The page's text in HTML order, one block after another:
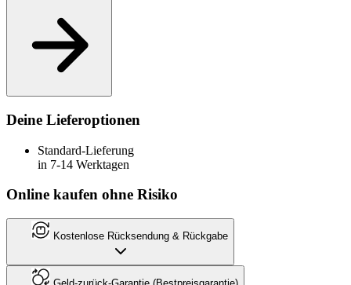
Deine Lieferoptionen
Standard-Lieferung
in 7-14 Werktagen
Online kaufen ohne Risiko
Kostenlose Rücksendung & Rückgabe